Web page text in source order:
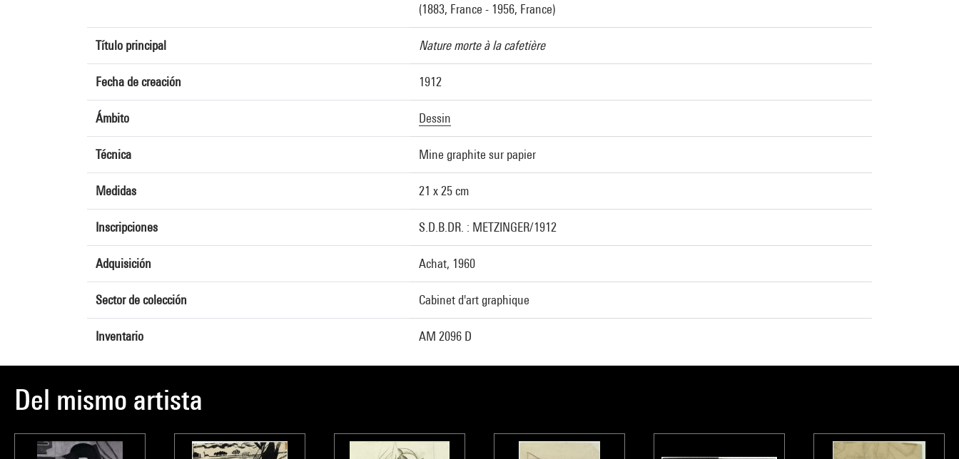
(1883, France - 1956, France)
Título principal Nature morte à la cafetière
Fecha de creación 1912
Ámbito Dessin
Técnica Mine graphite sur papier
Medidas 21 x 25 cm
Inscripciones S.D.B.DR. : METZINGER/1912
Adquisición Achat, 1960
Sector de colección Cabinet d'art graphique
Inventario AM 2096 D
Del mismo artista